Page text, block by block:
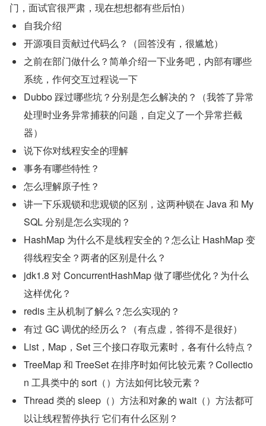
门，面试官很严肃，现在想想都有些后怕）
自我介绍
开源项目贡献过代码么？（回答没有，很尴尬）
之前在部门做什么？简单介绍一下业务吧，内部有哪些
系统，作何交互过程说一下
Dubbo 踩过哪些坑？分别是怎么解决的？（我答了异常
处理时业务异常捕获的问题，自定义了一个异常拦截
器）
说下你对线程安全的理解
事务有哪些特性？
怎么理解原子性？
讲一下乐观锁和悲观锁的区别，这两种锁在 Java 和 My
SQL 分别是怎么实现的？
HashMap 为什么不是线程安全的？怎么让 HashMap 变
得线程安全？两者的区别是什么？
jdk1.8 对 ConcurrentHashMap 做了哪些优化？为什么
这样优化？
redis 主从机制了解么？怎么实现的？
有过 GC 调优的经历么？（有点虚，答得不是很好）
List，Map，Set 三个接口存取元素时，各有什么特点？
TreeMap 和 TreeSet 在排序时如何比较元素？Collectio
n 工具类中的 sort（）方法如何比较元素？
Thread 类的 sleep（）方法和对象的 wait（）方法都可
以让线程暂停执行 它们有什么区别？